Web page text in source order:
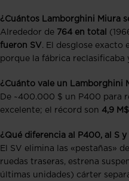
¿Cuántos Lamborghini Miura
Alrededor de 764 en total
fueron SV. El desglose exacto
porque la fábrica reclasificaba
¿Cuánto vale un Lamborghini
De ~400.000 $ un P400 para
excelente; el récord son 4,9 M$
¿Qué diferencia al P400, al S y
El SV elimina las «pestañas»
ruedas traseras, estrena
últimas unidades) cárter